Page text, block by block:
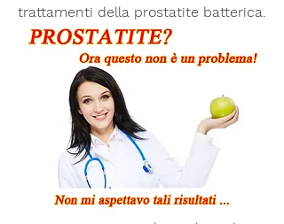
trattamenti della prostatite batterica.